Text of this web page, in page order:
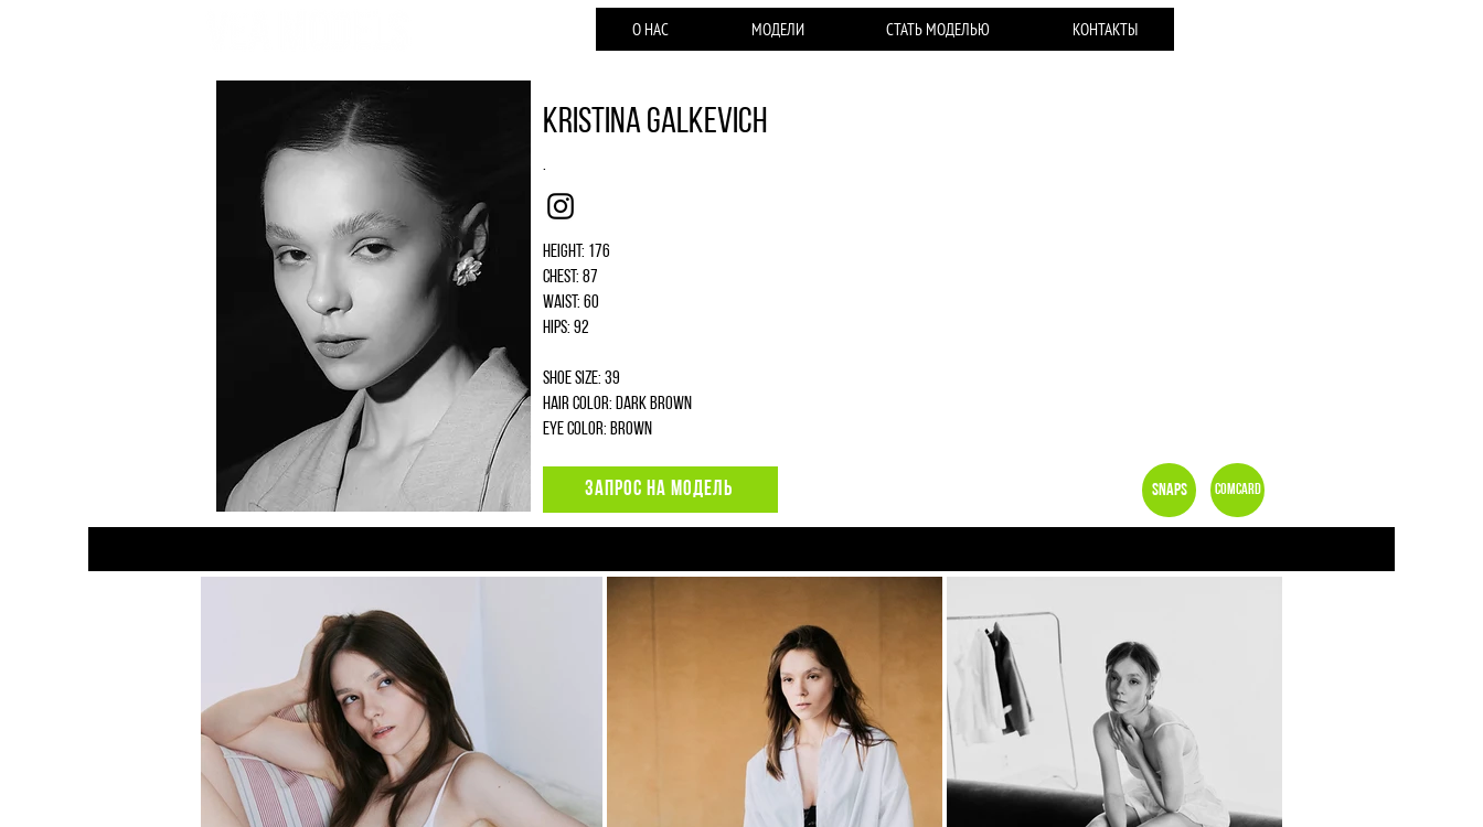
О НАС МОДЕЛИ СТАТЬ МОДЕЛЬЮ КОНТАКТЫ
Kristina Galkevich
.
Height: 176
Chest: 87
Waist: 60
Hips: 92
Shoe size: 39
Hair color: dark brown
Eye color: brown
ЗАПРОС НА МОДЕЛЬ Snaps Comcard